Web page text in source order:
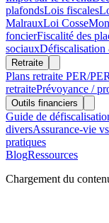
plafondsLois fiscales
MalrauxLoi Cosse
foncierFiscalité des
sociauxDéfiscalisation
Retraite
Plans retraite PER/
retraitePrévoyance /
Outils financiers
Guide de
diversAssurance-vie
pratiques
BlogRessources
Chargement du